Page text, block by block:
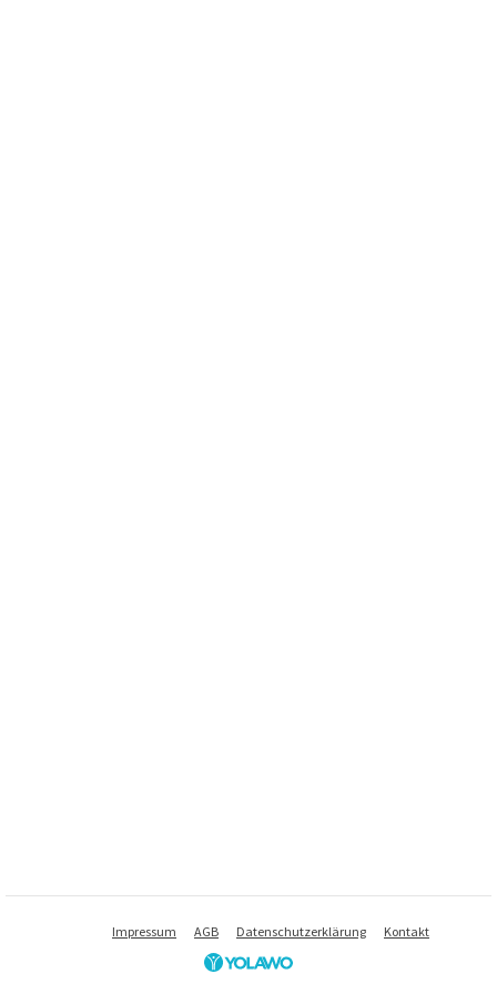
Impressum AGB Datenschutzerklärung Kontakt